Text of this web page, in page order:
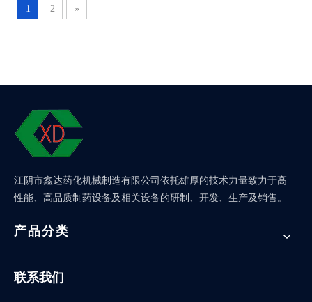
1 2 »
江阴市鑫达药化机械制造有限公司依托雄厚的技术力量致力于高
性能、高品质制药设备及相关设备的研制、开发、生产及销售。
产品分类
联系我们